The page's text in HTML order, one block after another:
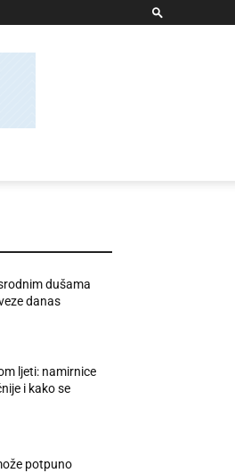
dušama
danas
ljeti: namirnice
i kako se
potpuno